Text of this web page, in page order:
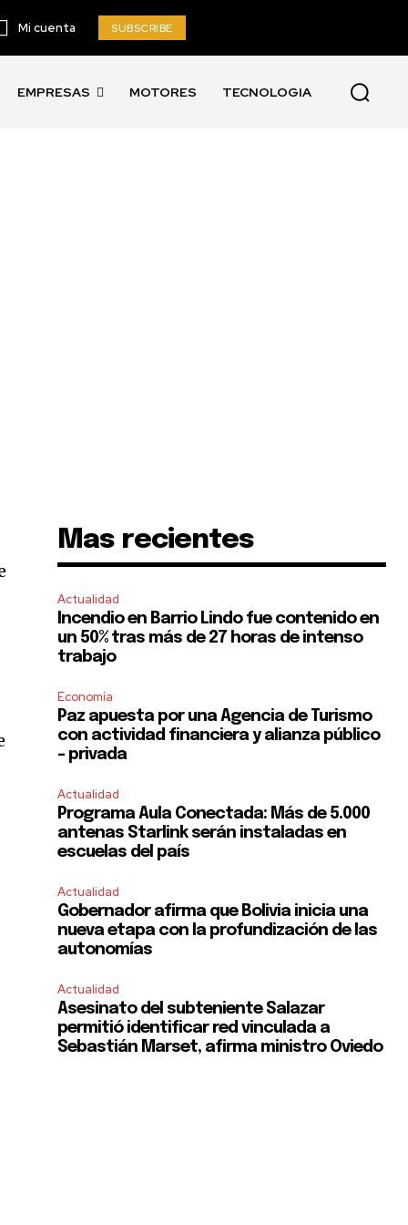
Mi cuenta SUBSCRIBE
EMPRESAS MOTORES TECNOLOGIA
Mas recientes
Actualidad
Incendio en Barrio Lindo fue contenido en
un 50% tras más de 27 horas de intenso
trabajo
Economía
Paz apuesta por una Agencia de Turismo
con actividad financiera y alianza público
– privada
Actualidad
Programa Aula Conectada: Más de 5.000
antenas Starlink serán instaladas en
escuelas del país
Actualidad
Gobernador afirma que Bolivia inicia una
nueva etapa con la profundización de las
autonomías
Actualidad
Asesinato del subteniente Salazar
permitió identificar red vinculada a
Sebastián Marset, afirma ministro Oviedo